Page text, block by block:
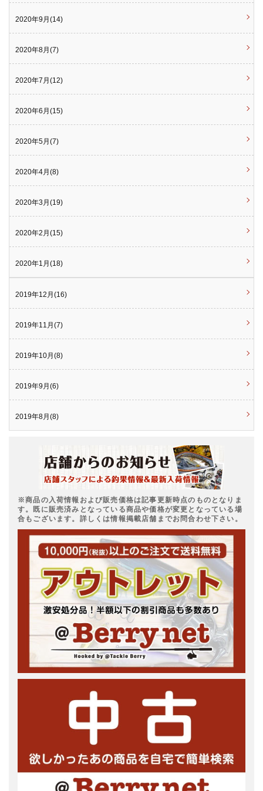
2020年9月(14)
2020年8月(7)
2020年7月(12)
2020年6月(15)
2020年5月(7)
2020年4月(8)
2020年3月(19)
2020年2月(15)
2020年1月(18)
2019年12月(16)
2019年11月(7)
2019年10月(8)
2019年9月(6)
2019年8月(8)
※商品の入荷情報および販売価格は記事更新時点のものとなりま
す。既に販売済みとなっている商品や価格が変更となっている場
合もございます。詳しくは情報掲載店舗までお問合わせ下さい。